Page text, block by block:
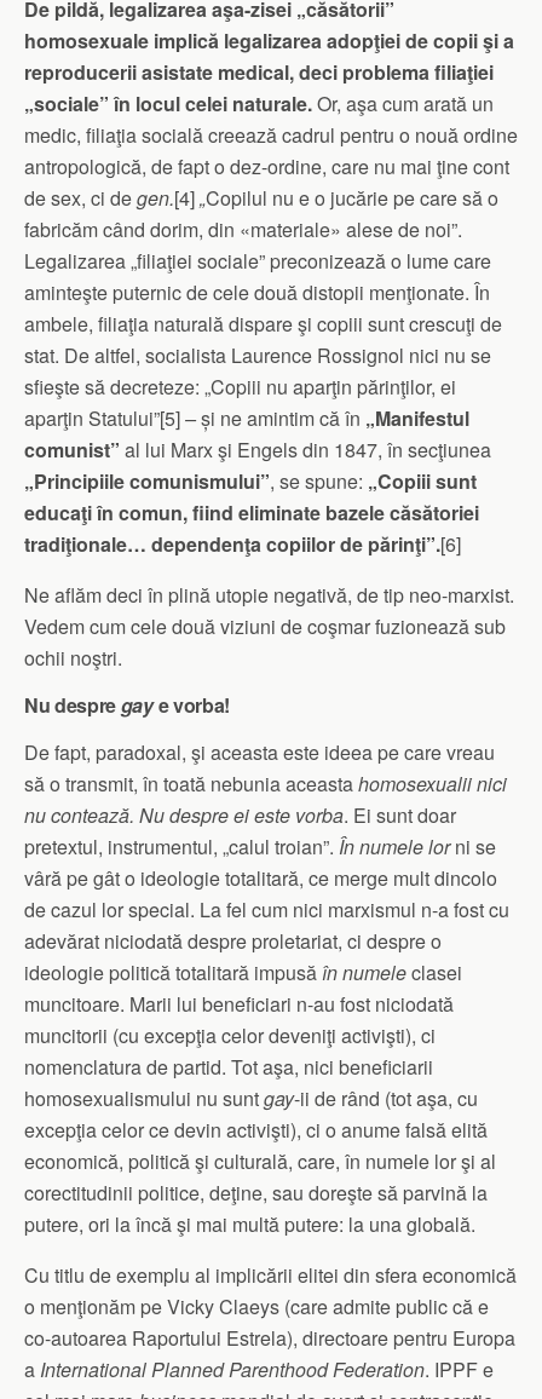
De pildă, legalizarea aşa-zisei „căsătorii”
homosexuale implică legalizarea adopţiei de copii şi a
reproducerii asistate medical, deci problema filiaţiei
„sociale” în locul celei naturale.Or, aşa cum arată un
medic, filiaţia socială creează cadrul pentru o nouă ordine
antropologică, de fapt o dez-ordine, care nu mai ţine cont
de sex, ci degen.[4]„Copilul nu e o jucărie pe care să o
fabricăm când dorim, din «materiale» alese de noi”.
Legalizarea „filiaţiei sociale” preconizează o lume care
aminteşte puternic de cele două distopii menţionate. În
ambele, filiaţia naturală dispare şi copiii sunt crescuţi de
stat. De altfel, socialista Laurence Rossignol nici nu se
sfieşte să decreteze: „Copiii nu aparţin părinţilor, ei
aparţin Statului”[5]–și ne amintim că în „Manifestul
comunist” al lui Marx şi Engels din 1847, în secţiunea
„Principiile comunismului”, se spune: „Copiii sunt
educaţi în comun, fiind eliminate bazele căsătoriei
tradiţionale… dependenţa copiilor de părinţi”.[6]
Ne aflăm deci în plină utopie negativă, de tip neo-marxist.
Vedem cum cele două viziuni de coşmar fuzionează sub
ochii noştri.
Nu despregaye vorba!
De fapt, paradoxal, şi aceasta este ideea pe care vreau
să o transmit, în toată nebunia aceastahomosexualii nici
nu contează. Nu despre ei este vorba. Ei sunt doar
pretextul, instrumentul, „calul troian”. În numele lorni se
vâră pe gât o ideologie totalitară, ce merge mult dincolo
de cazul lor special. La fel cum nici marxismul n-a fost cu
adevărat niciodată despre proletariat, ci despre o
ideologie politică totalitară impusăîn numeleclasei
muncitoare. Marii lui beneficiari n-au fost niciodată
muncitorii (cu excepţia celor deveniţi activişti), ci
nomenclatura de partid. Tot aşa, nici beneficiarii
homosexualismului nu suntgay-ii de rând (tot aşa, cu
excepţia celor ce devin activişti), ci o anume falsă elită
economică, politică şi culturală, care, în numele lor şi al
corectitudinii politice, deţine, sau doreşte să parvină la
putere, ori la încă şi mai multă putere: la una globală.
Cu titlu de exemplu al implicării elitei din sfera economică
o menţionăm pe Vicky Claeys (care admite public că e
co-autoarea Raportului Estrela), directoare pentru Europa
a International Planned Parenthood Federation. IPPF e